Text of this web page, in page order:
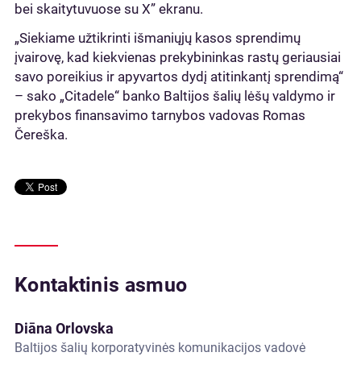
bei skaitytuvuose su X” ekranu.
„Siekiame užtikrinti išmaniųjų kasos sprendimų
įvairovę, kad kiekvienas prekybininkas rastų geriausiai
savo poreikius ir apyvartos dydį atitinkantį sprendimą“
– sako „Citadele“ banko Baltijos šalių lėšų valdymo ir
prekybos finansavimo tarnybos vadovas Romas
Čereška.
Kontaktinis asmuo
Diāna Orlovska
Baltijos šalių korporatyvinės komunikacijos vadovė